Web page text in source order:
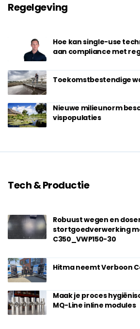
Regelgeving
Hoe kan single-use
aan compliance met
Toekomstbestendige
Nieuwe milieunorm
vispopulaties
Tech & Productie
Robuust wegen en
stortgoedverwerking
C350_VWP150-30
Hitma neemt Verboon
Maak je proces
MQ-Line inline modules